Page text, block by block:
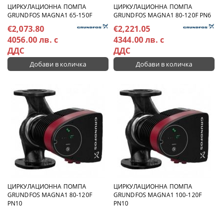
ЦИРКУЛАЦИОННА ПОМПА
GRUNDFOS MAGNA1 65-150F
€2,073.80
4056.00 лв. с
ДДС
ЦИРКУЛАЦИОННА ПОМПА
GRUNDFOS MAGNA1 80-120F PN6
€2,221.05
4344.00 лв. с
ДДС
ЦИРКУЛАЦИОННА ПОМПА
GRUNDFOS MAGNA1 80-120F
PN10
ЦИРКУЛАЦИОННА ПОМПА
GRUNDFOS MAGNA1 100-120F
PN10